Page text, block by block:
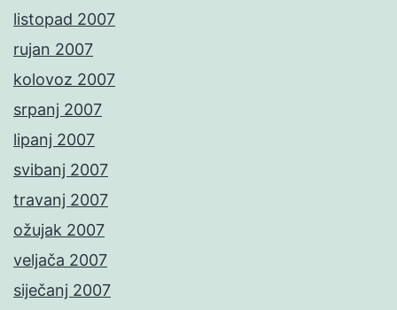
listopad 2007
rujan 2007
kolovoz 2007
srpanj 2007
lipanj 2007
svibanj 2007
travanj 2007
ožujak 2007
veljača 2007
siječanj 2007